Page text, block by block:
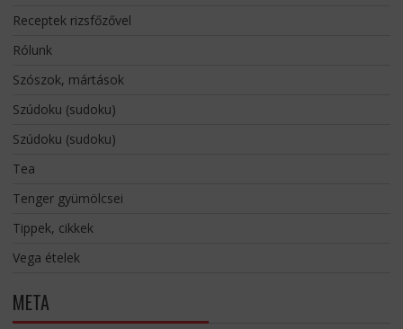
Receptek rizsfőzővel
Rólunk
Szószok, mártások
Szúdoku (sudoku)
Szúdoku (sudoku)
Tea
Tenger gyümölcsei
Tippek, cikkek
Vega ételek
META